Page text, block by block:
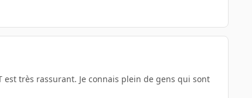
très rassurant. Je connais plein de gens qui sont